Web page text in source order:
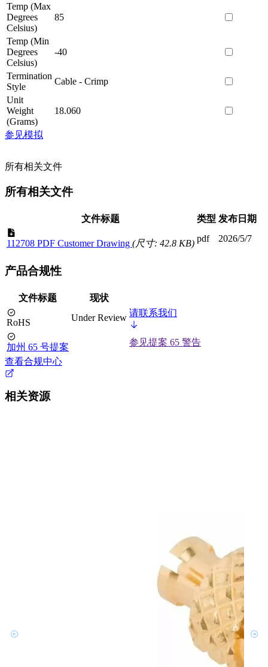
Temp (Max
Degrees
Celsius)
85
Temp (Min
Degrees
Celsius)
-40
Termination
Style
Cable - Crimp
Unit
Weight
(Grams)
18.060
参见模拟
所有相关文件
所有相关文件
文件标题 类型 发布日期
112708 PDF Customer Drawing (尺寸: 42.8 KB) pdf 2026/5/7
产品合规性
文件标题 现状
RoHS Under Review 请联系我们
加州 65 号提案
参见提案 65 警告
查看合规中心
相关资源